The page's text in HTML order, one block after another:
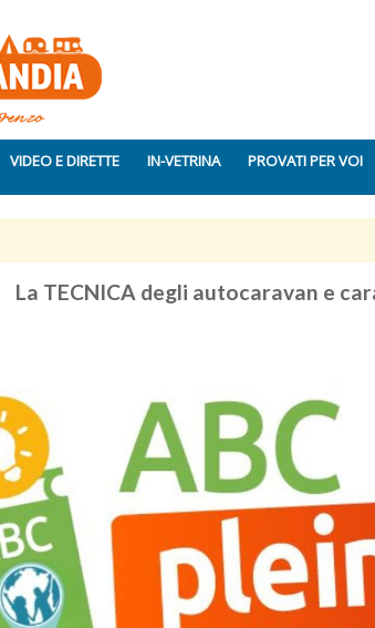
VIDEO E DIRETTE IN-VETRINA PROVATI PER VOI
La TECNICA degli autocaravan e